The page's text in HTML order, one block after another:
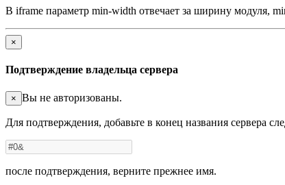
В iframe параметр min-width отвечает за ширину модуля,
×
Подтверждение владельца сервера
× Вы не авторизованы.
Для подтверждения, добавьте в конец названия сервера
после подтверждения, верните прежнее имя.